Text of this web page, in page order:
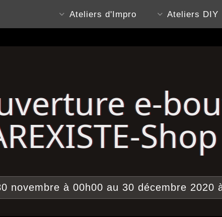
Ateliers d'Impro Ateliers DIY
e-
Shop
novembre à 00h00 au 30 décembre 2020